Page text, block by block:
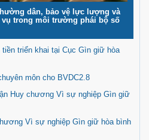
dân, bảo vệ lực lượng và
trong môi trường phái bộ số
triển khai tại Cục Gìn giữ hòa
môn cho BVDC2.8
Huy chương Vì sự nghiệp Gìn giữ
Vì sự nghiệp Gìn giữ hòa bình